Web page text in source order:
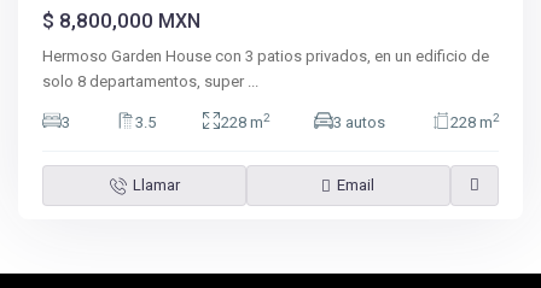
$ 8,800,000 MXN
Hermoso Garden House con 3 patios privados, en un edificio de
solo 8 departamentos, super ...
3 3.5 228 m2 3 autos 228 m2
Llamar Email